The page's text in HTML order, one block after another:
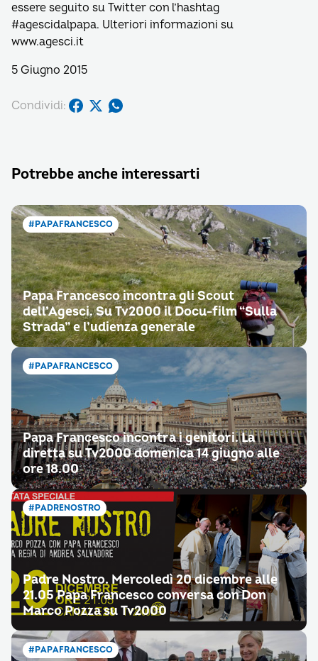
essere seguito su Twitter con l’hashtag
#agescidalpapa. Ulteriori informazioni su
www.agesci.it
5 Giugno 2015
Condividi:
Potrebbe anche interessarti
#PAPAFRANCESCO
Papa Francesco incontra gli Scout
dell’Agesci. Su Tv2000 il Docu-film “Sulla
Strada” e l’udienza generale
#PAPAFRANCESCO
Papa Francesco incontra i genitori. La
diretta su Tv2000 domenica 14 giugno alle
ore 18.00
#PADRENOSTRO
Padre Nostro. Mercoledì 20 dicembre alle
21.05 Papa Francesco conversa con Don
Marco Pozza su Tv2000
#PAPAFRANCESCO